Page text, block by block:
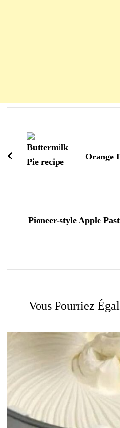
d'article
Orange
Pioneer-style Apple
Vous Pourriez